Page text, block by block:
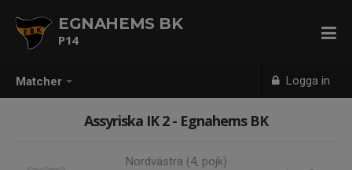
Matcher Logga in
EGNAHEMS BK
P14
Assyriska IK 2 - Egnahems BK
Nordvästra (4, pojk)